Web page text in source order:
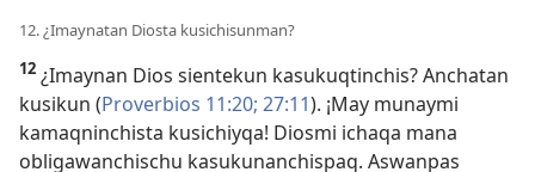
12. ¿Imaynatan Diosta kusichisunman?
12 ¿Imaynan Dios sientekun kasukuqtinchis? Anchatan
kusikun (Proverbios 11:20; 27:11). ¡May munaymi
kamaqninchista kusichiyqa! Diosmi ichaqa mana
obligawanchischu kasukunanchispaq. Aswanpas